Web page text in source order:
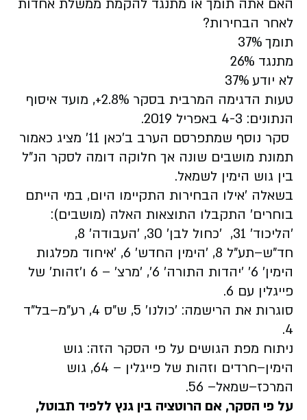
האם אתה תומך או מתנגד להקמת ממשלת אחדות
לאחר הבחירות?
תומך 37%
מתנגד 26%
לא יודע 37%
טעות הדגימה המרבית בסקר 2.8%+, מועד איסוף
הנתונים: 4-3 באפריל 2019.
סקר נוסף שמתפרסם הערב ב'כאן 11' מציג כאמור
תמונת מושבים שונה אך חלוקה דומה לסקר הנ"ל
בין גוש הימין לשמאל.
בשאלה 'אילו הבחירות התקיימו היום, במי הייתם
בוחרים' התקבלו התוצאות האלה (מושבים):
'הליכוד' 31, 'כחול לבן' 30, 'העבודה' 8,
חד"ש–תע"ל 8, 'הימין החדש' 6, 'איחוד מפלגות
הימין' 6' 'יהדות התורה' 6', 'מרצ' – 6 ו'זהות' של
פייגלין עם 6.
סוגרות את הרישמה: 'כולנו' 5, ש"ס 4, רע"מ–בל"ד
4.
ניתוח מפת הגושים על פי הסקר הזה: גוש
הימין–חרדים וזהות של פייגלין – 64, גוש
המרכז–שמאל– 56.
על פי הסקר, אם הרוטציה בין גנץ ללפיד תבוטל,